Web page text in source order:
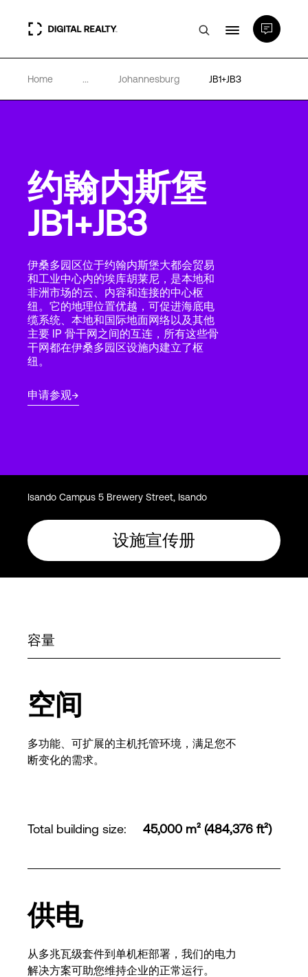
数据中心
合作伙伴
专业知识和资源
关于
Language
登录
Home ... Johannesburg JB1+JB3
约翰内斯堡
JB1+JB3
伊桑多园区位于约翰内斯堡大都会贸易
和工业中心内的埃库胡莱尼，是本地和
非洲市场的云、内容和连接的中心枢
纽。它的地理位置优越，可促进海底电
缆系统、本地和国际地面网络以及其他
主要 IP 骨干网之间的互连，所有这些骨
干网都在伊桑多园区设施内建立了枢
纽。
申请参观
Isando Campus 5 Brewery Street, Isando
设施宣传册
容量
空间
多功能、可扩展的主机托管环境，满足您不
断变化的需求。
Total building size: 45,000 m² (484,376 ft²)
供电
从多兆瓦级套件到单机柜部署，我们的电力
解决方案可助您维持企业的正常运行。